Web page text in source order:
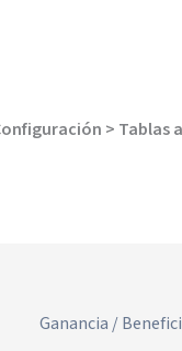
> Tablas